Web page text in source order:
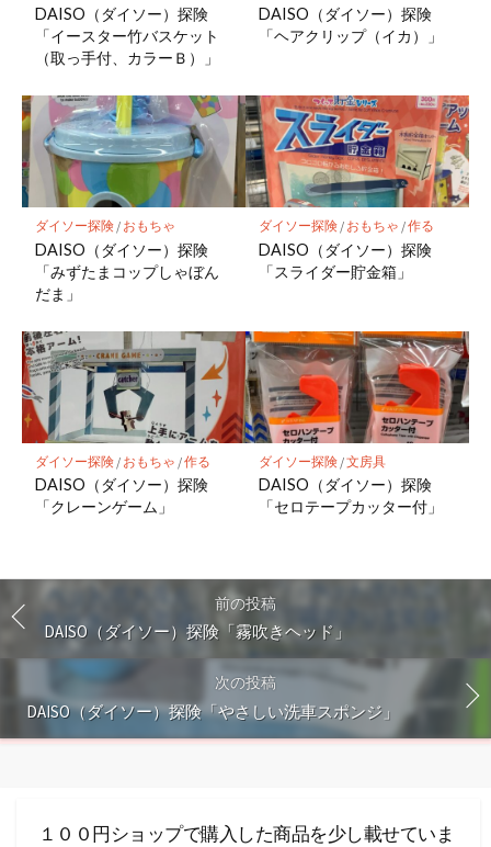
DAISO（ダイソー）探険
「イースター竹バスケット
（取っ手付、カラーＢ）」
DAISO（ダイソー）探険
「ヘアクリップ（イカ）」
ダイソー探険/ おもちゃ
DAISO（ダイソー）探険
「みずたまコップしゃぼん
だま」
ダイソー探険/ おもちゃ /作る
DAISO（ダイソー）探険
「スライダー貯金箱」
ダイソー探険/ おもちゃ /作る
DAISO（ダイソー）探険
「クレーンゲーム」
ダイソー探険/文房具
DAISO（ダイソー）探険
「セロテープカッター付」
前の投稿
DAISO（ダイソー）探険「霧吹きヘッド」
次の投稿
DAISO（ダイソー）探険「やさしい洗車スポンジ」
１００円ショップで購入した商品を少し載せていま